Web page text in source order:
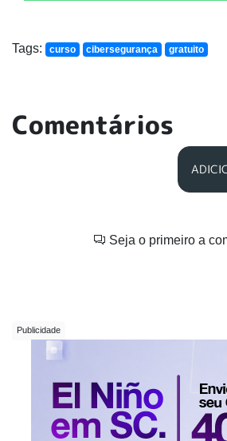
Tags: curso cibersegurança gratuito
Comentários
Seja o primeiro a